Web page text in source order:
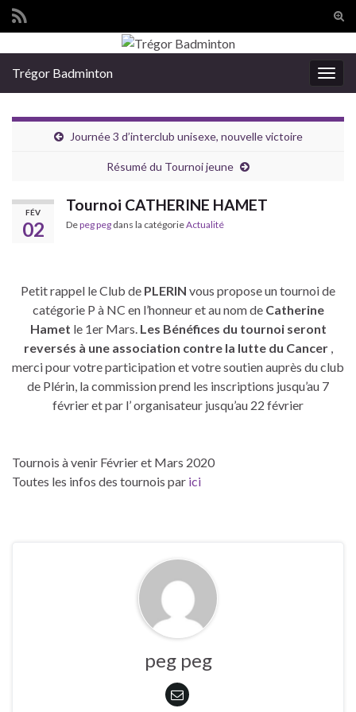
Search for:
Trégor Badminton
Journée 3 d’interclub unisexe, nouvelle victoire
Résumé du Tournoi jeune
FÉV
02
Tournoi CATHERINE HAMET
Depeg peg dans la catégorieActualité
Petit rappel le Club de PLERIN vous propose un tournoi de
catégorie P à NC en l’honneur et au nom de Catherine
Hamet le 1er Mars. Les Bénéfices du tournoi seront
reversés à une association contre la lutte du Cancer ,
merci pour votre participation et votre soutien auprès du club
de Plérin, la commission prend les inscriptions jusqu’au 7
février et par l’ organisateur jusqu’au 22 février
Tournois à venir Février et Mars 2020
Toutes les infos des tournois par ici
peg peg